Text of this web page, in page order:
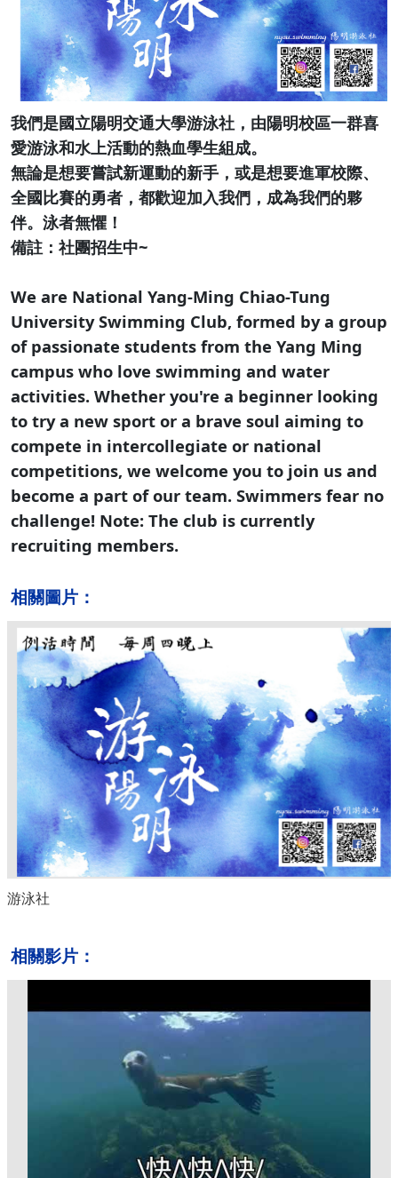
我們是國立陽明交通大學游泳社，由陽明校區一群喜
愛游泳和水上活動的熱血學生組成。
無論是想要嘗試新運動的新手，或是想要進軍校際、
全國比賽的勇者，都歡迎加入我們，成為我們的夥
伴。泳者無懼！
備註：社團招生中~
We are National Yang-Ming Chiao-Tung
University Swimming Club, formed by a group
of passionate students from the Yang Ming
campus who love swimming and water
activities. Whether you're a beginner looking
to try a new sport or a brave soul aiming to
compete in intercollegiate or national
competitions, we welcome you to join us and
become a part of our team. Swimmers fear no
challenge! Note: The club is currently
recruiting members.
相關圖片：
游泳社
相關影片：